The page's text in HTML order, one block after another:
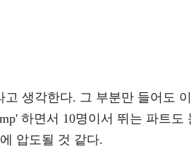
생각한다. 그 부분만 들어도 이
하면서 10명이서 뛰는 파트도
압도될 것 같다.